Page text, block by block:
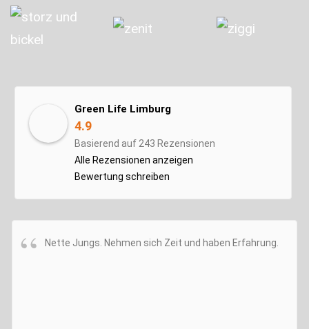
Green Life Limburg
4.9
Basierend auf 243 Rezensionen
Alle Rezensionen anzeigen
Bewertung schreiben
Nette Jungs. Nehmen sich Zeit und haben Erfahrung.